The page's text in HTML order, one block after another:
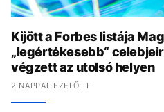
Kijött a Forbes listája
„legértékesebb“
végzett az utolsó helyen
2 NAPPAL EZELŐTT